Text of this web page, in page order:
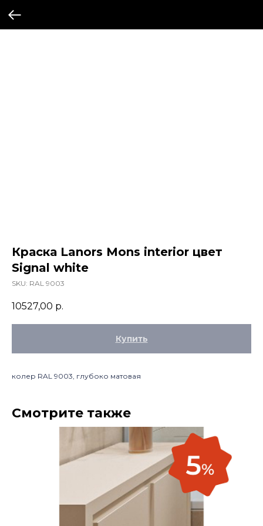
Краска Lanors Mons interior цвет
Signal white
SKU: RAL 9003
10527,00 р.
Купить
колер RAL 9003, глубоко матовая
Смотрите также